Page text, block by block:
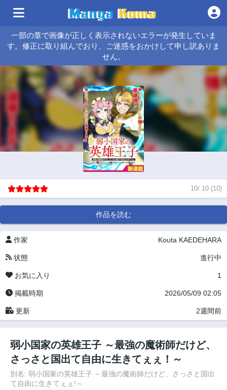
一部の章で画像が正しく表示されないエラーが発生していま
す。修正に取り組んでおり、ご迷惑をおかけして申し訳ありま
せん。
10/ 10 (10)
作品を読む
作家 Kouta KAEDEHARA
状態 進行中
お気に入り 1
掲載時期 2026/05/09 02:05
更新 2週間前
弱小国家の英雄王子 ～最強の魔術師だけど、
さっさと国出て自由に生きてぇぇ！～
別名: 弱小国家の英雄王子 ～最強の魔術師だけど、さっさと国出
て自由に生きてぇぇ!～